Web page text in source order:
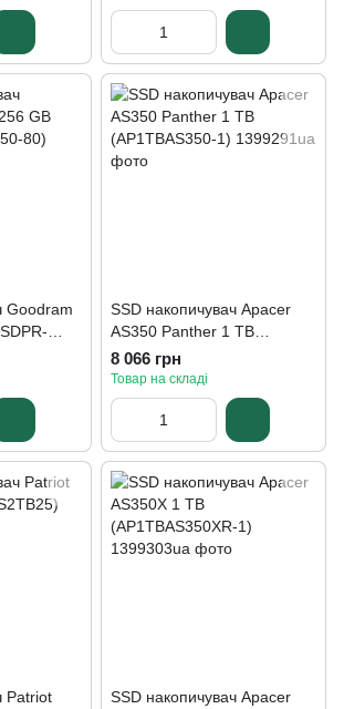
Goodram
SSD накопичувач Apacer
AS350 Panther 1 TB
(AP1TBAS350-1)
8 066 грн
Товар на складі
Patriot
SSD накопичувач Apacer